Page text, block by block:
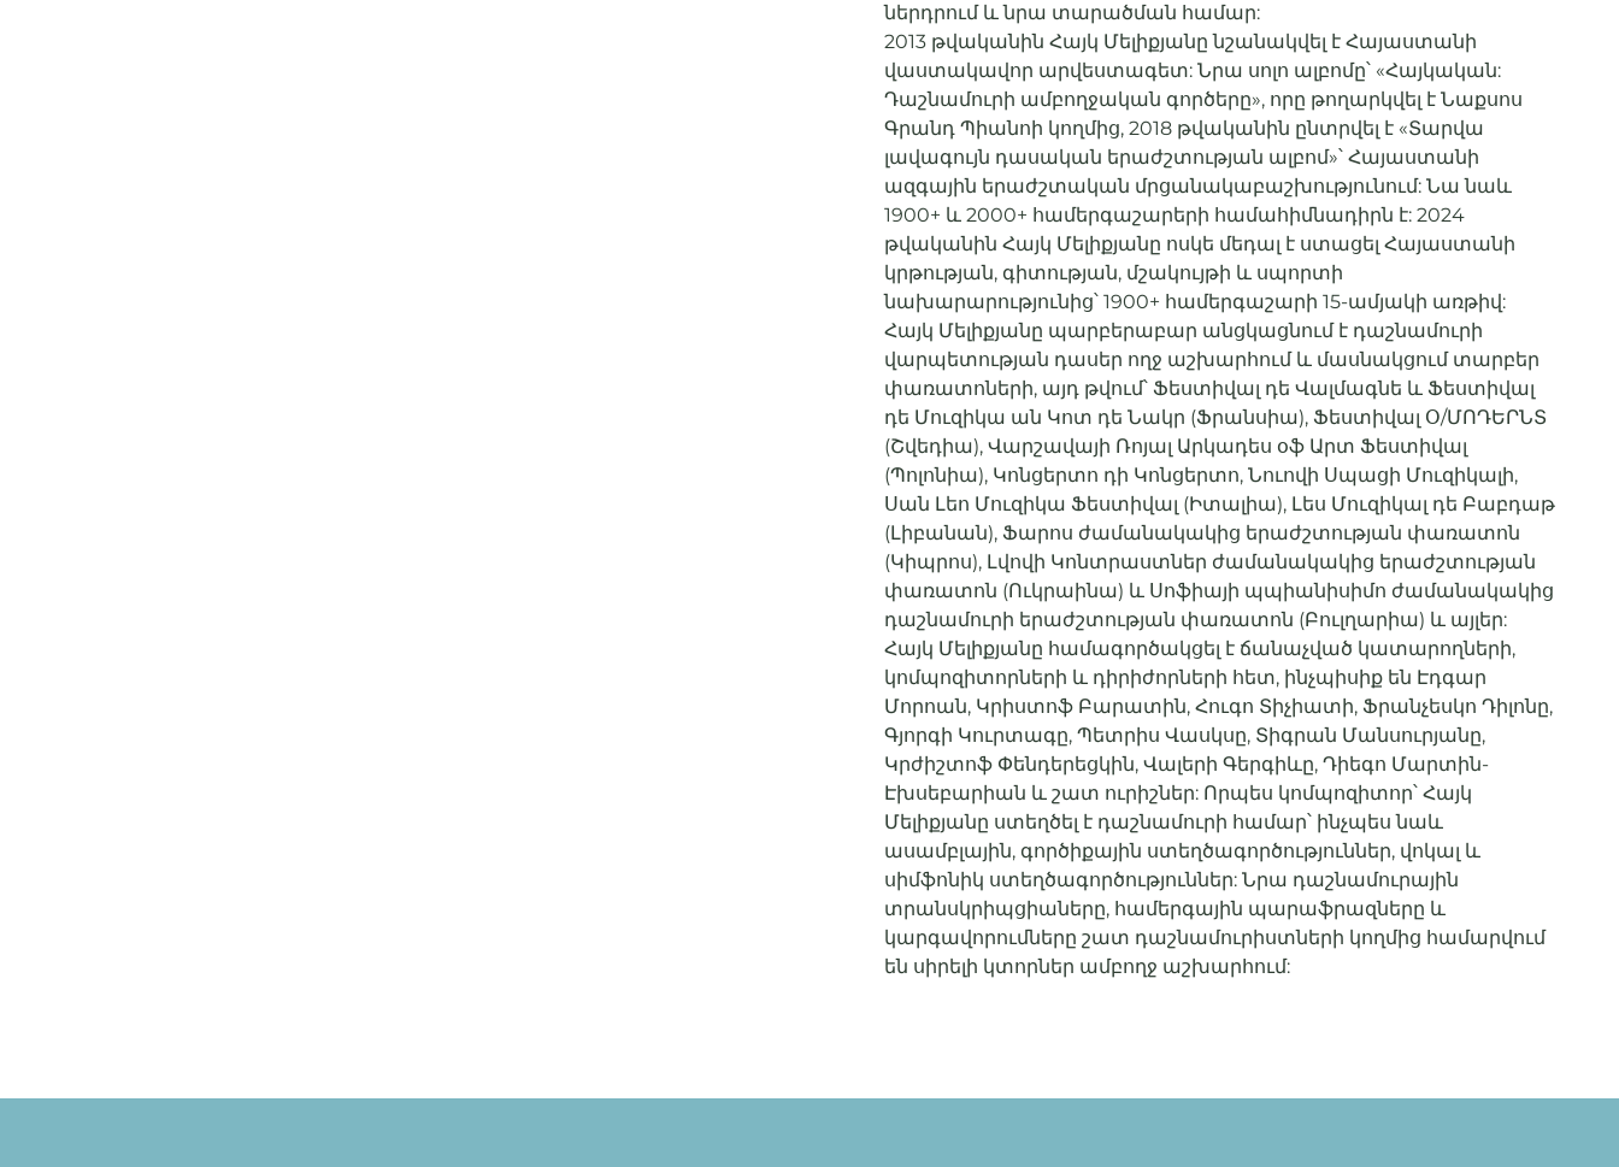
ներդրում և նրա տարածման համար:
2013 թվականին Հայկ Մելիքյանը նշանակվել է Հայաստանի
վաստակավոր արվեստագետ: Նրա սոլո ալբոմը՝ «Հայկական:
Դաշնամուրի ամբողջական գործերը», որը թողարկվել է Նաքսոս
Գրանդ Պիանոի կողմից, 2018 թվականին ընտրվել է «Տարվա
լավագույն դասական երաժշտության ալբոմ»՝ Հայաստանի
ազգային երաժշտական մրցանակաբաշխությունում: Նա նաև
1900+ և 2000+ համերգաշարերի համահիմնադիրն է: 2024
թվականին Հայկ Մելիքյանը ոսկե մեդալ է ստացել Հայաստանի
կրթության, գիտության, մշակույթի և սպորտի
նախարարությունից՝ 1900+ համերգաշարի 15-ամյակի առթիվ:
Հայկ Մելիքյանը պարբերաբար անցկացնում է դաշնամուրի
վարպետության դասեր ողջ աշխարհում և մասնակցում տարբեր
փառատոների, այդ թվում՝ Ֆեստիվալ դե Վալմագնե և Ֆեստիվալ
դե Մուզիկա ան Կոտ դե Նակր (Ֆրանսիա), Ֆեստիվալ Օ/ՄՈԴԵՐՆՏ
(Շվեդիա), Վարշավայի Ռոյալ Արկադես օֆ Արտ Ֆեստիվալ
(Պոլոնիա), Կոնցերտո դի Կոնցերտո, Նուովի Սպացի Մուզիկալի,
Սան Լեո Մուզիկա Ֆեստիվալ (Իտալիա), Լես Մուզիկալ դե Բաբդաթ
(Լիբանան), Ֆարոս ժամանակակից երաժշտության փառատոն
(Կիպրոս), Լվովի Կոնտրաստներ ժամանակակից երաժշտության
փառատոն (Ուկրաինա) և Սոֆիայի պպիանիսիմո ժամանակակից
դաշնամուրի երաժշտության փառատոն (Բուլղարիա) և այլեր:
Հայկ Մելիքյանը համագործակցել է ճանաչված կատարողների,
կոմպոզիտորների և դիրիժորների հետ, ինչպիսիք են Էդգար
Մորոան, Կրիստոֆ Բարատին, Հուգո Տիչիատի, Ֆրանչեսկո Դիլոնը,
Գյորգի Կուրտագը, Պետրիս Վասկսը, Տիգրան Մանսուրյանը,
Կրժիշտոֆ Փենդերեցկին, Վալերի Գերգիևը, Դիեգո Մարտին-
Էխսեբարիան և շատ ուրիշներ: Որպես կոմպոզիտոր՝ Հայկ
Մելիքյանը ստեղծել է դաշնամուրի համար՝ ինչպես նաև
ասամբլային, գործիքային ստեղծագործություններ, վոկալ և
սիմֆոնիկ ստեղծագործություններ: Նրա դաշնամուրային
տրանսկրիպցիաները, համերգային պարաֆրազները և
կարգավորումները շատ դաշնամուրիստների կողմից համարվում
են սիրելի կտորներ ամբողջ աշխարհում: